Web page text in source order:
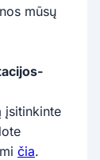
mūsų
įsitinkinte
čia.